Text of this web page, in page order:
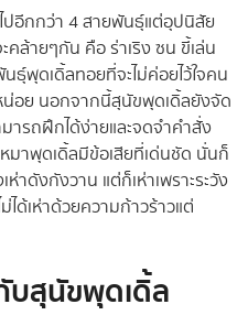
ปอีกกว่า 4 สายพันธุ์แต่อุปนิสัย
ล้ายๆกัน คือ ร่าเริง ซน ขี้เล่น
ธุ์พุดเดิ้ลทอยที่จะไม่ค่อยไว้ใจคน
น่อย นอกจากนี้สุนัขพุดเดิ้ลยังจัด
รถฝึกได้ง่ายและจดจำคำสั่ง
มาพุดเดิ้ลมีข้อเสียที่เด่นชัด นั่นก็
าดังกังวาน แต่ก็เห่าเพราะระวัง
ด้เห่าด้วยความก้าวร้าวแต่
บสุนัขพุดเดิ้ล